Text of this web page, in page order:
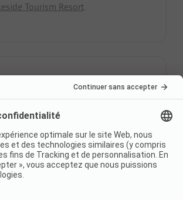
Tourism Resort.
les 3 principales
des
au bord du lac